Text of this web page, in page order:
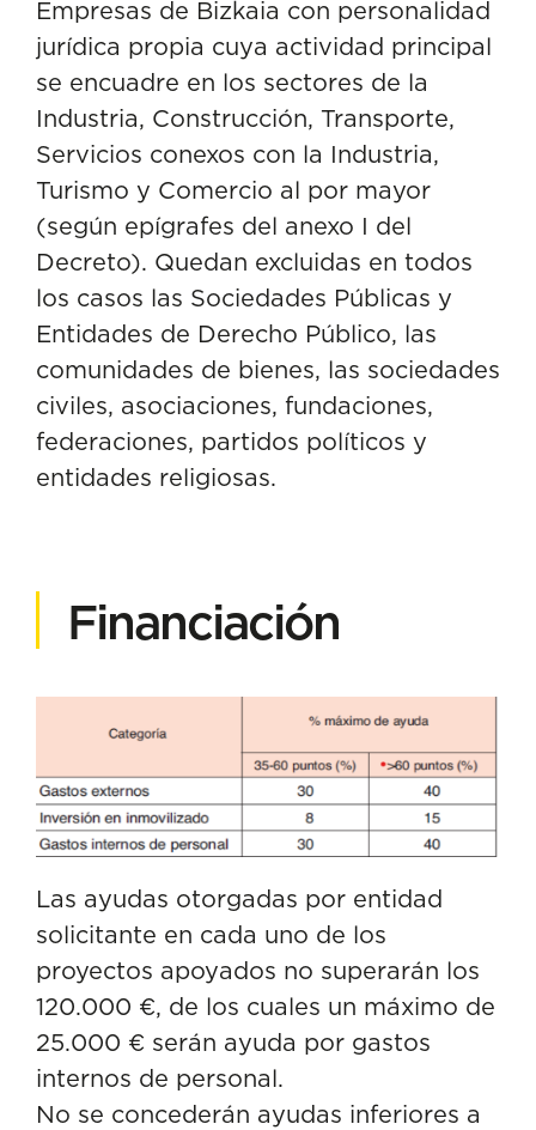
Empresas de Bizkaia con personalidad
jurídica propia cuya actividad principal
se encuadre en los sectores de la
Industria, Construcción, Transporte,
Servicios conexos con la Industria,
Turismo y Comercio al por mayor
(según epígrafes del anexo I del
Decreto). Quedan excluidas en todos
los casos las Sociedades Públicas y
Entidades de Derecho Público, las
comunidades de bienes, las sociedades
civiles, asociaciones, fundaciones,
federaciones, partidos políticos y
entidades religiosas.
Financiación
Las ayudas otorgadas por entidad
solicitante en cada uno de los
proyectos apoyados no superarán los
120.000 €, de los cuales un máximo de
25.000 € serán ayuda por gastos
internos de personal.
No se concederán ayudas inferiores a